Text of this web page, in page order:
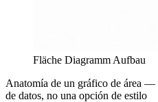
Fläche Diagramm Aufbau
Anatomía de un gráfico de área —
de datos, no una opción de estilo